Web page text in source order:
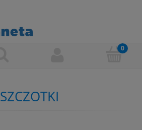
SZCZOTKI